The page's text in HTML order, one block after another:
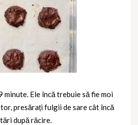
minute. Ele încă trebuie să fie moi
presărați fulgii de sare cât încă
după răcire.